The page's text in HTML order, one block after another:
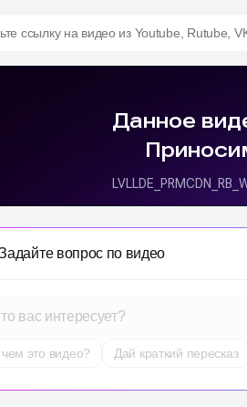
ссылку на видео из Youtube, Rutube,
вопрос по видео
вас интересует?
это видео? Дай краткий пересказ